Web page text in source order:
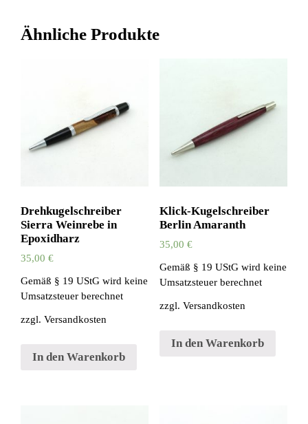
Ähnliche Produkte
Drehkugelschreiber
Sierra Weinrebe in
Epoxidharz
35,00 €
Gemäß § 19 UStG wird keine
Umsatzsteuer berechnet
zzgl. Versandkosten
In den Warenkorb
Klick-Kugelschreiber
Berlin Amaranth
35,00 €
Gemäß § 19 UStG wird keine
Umsatzsteuer berechnet
zzgl. Versandkosten
In den Warenkorb